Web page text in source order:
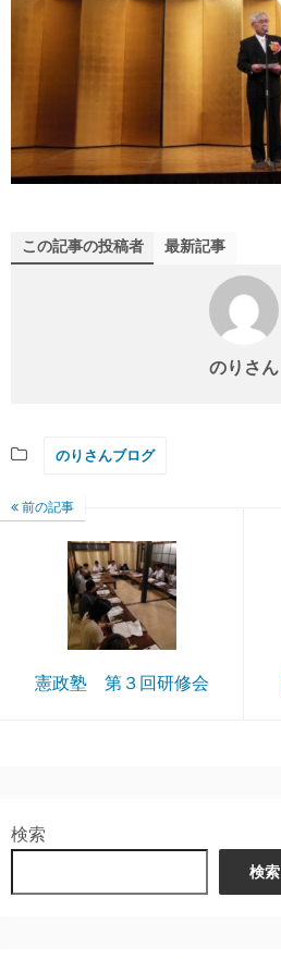
この記事の投稿者 最新記事
のりさん
のりさんブログ
前の記事
憲政塾 第３回研修会
検索
検索